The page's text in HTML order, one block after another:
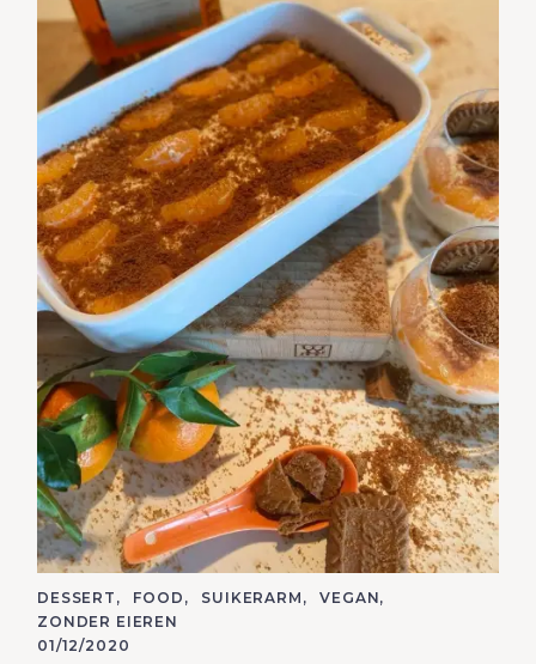
C
A
T
E
DESSERT FOOD SUIKERARM
VEGAN
ZONDER EIEREN
01/12/2020